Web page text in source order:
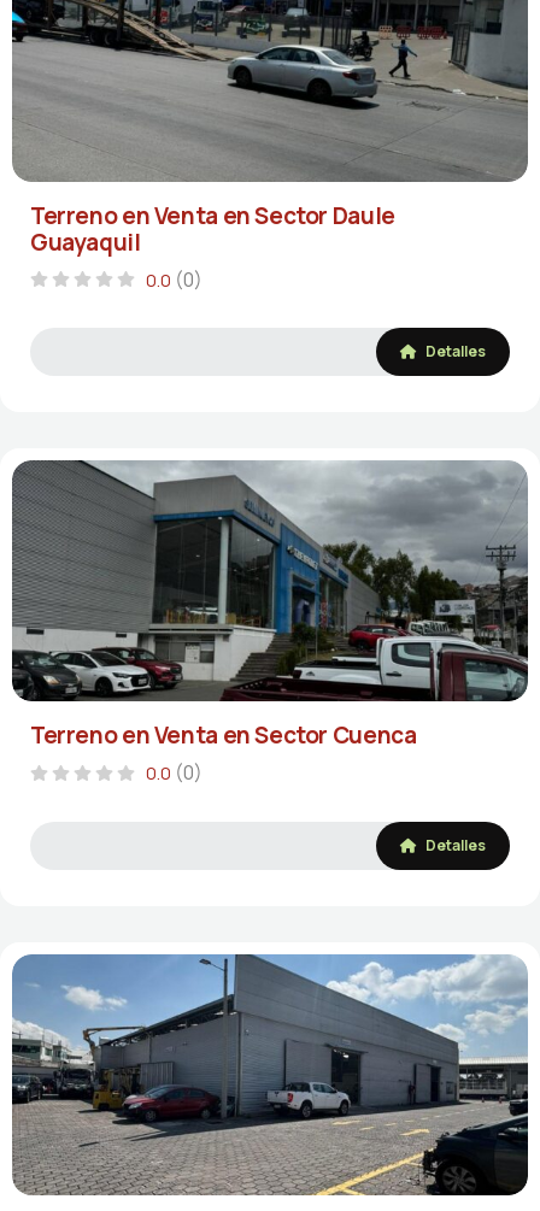
Terreno en Venta en Sector Daule
Guayaquil
0.0 (0)
Detalles
Terreno en Venta en Sector Cuenca
0.0 (0)
Detalles